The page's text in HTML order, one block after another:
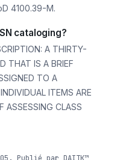
4100.39-M.
cataloging?
A THIRTY-
THAT IS A BRIEF
TO A
ITEMS ARE
ASSESSING CLASS